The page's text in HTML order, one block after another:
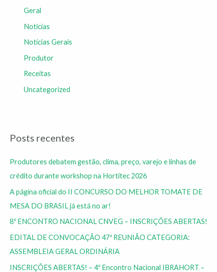
Geral
Notícias
Notícias Gerais
Produtor
Receitas
Uncategorized
Posts recentes
Produtores debatem gestão, clima, preço, varejo e linhas de
crédito durante workshop na Hortitec 2026
A página oficial do II CONCURSO DO MELHOR TOMATE DE
MESA DO BRASIL já está no ar!
8º ENCONTRO NACIONAL CNVEG – INSCRIÇÕES ABERTAS!
EDITAL DE CONVOCAÇÃO 47ª REUNIÃO CATEGORIA:
ASSEMBLEIA GERAL ORDINÁRIA
INSCRIÇÕES ABERTAS! – 4º Encontro Nacional IBRAHORT –